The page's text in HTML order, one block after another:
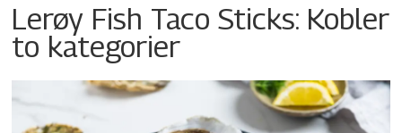
Lerøy Fish Taco Sticks: Kobler
to kategorier